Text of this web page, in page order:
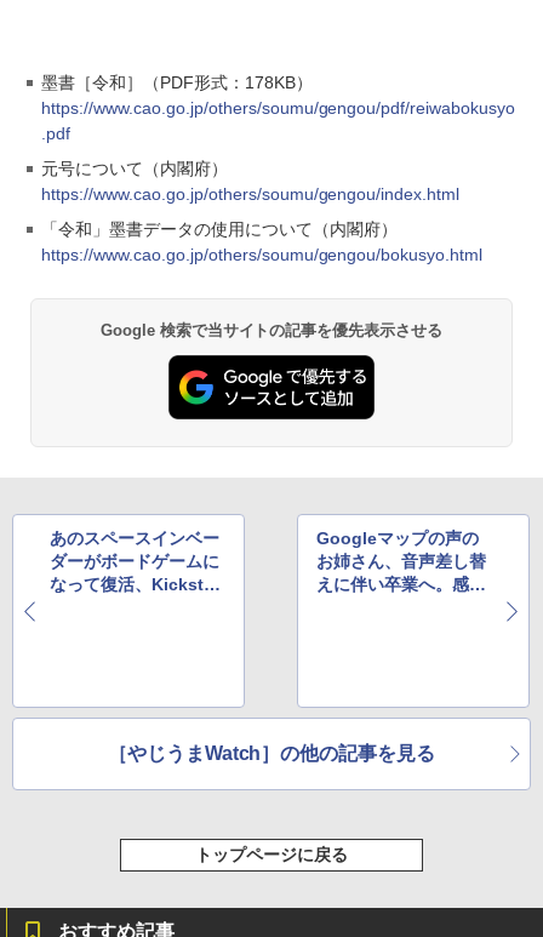
墨書［令和］（PDF形式：178KB）
https://www.cao.go.jp/others/soumu/gengou/pdf/reiwabokusyo
.pdf
元号について（内閣府）
https://www.cao.go.jp/others/soumu/gengou/index.html
「令和」墨書データの使用について（内閣府）
https://www.cao.go.jp/others/soumu/gengou/bokusyo.html
Google 検索で当サイトの記事を優先表示させる
あのスペースインベー
ダーがボードゲームに
なって復活、Kickstart
Googleマップの声の
お姉さん、音声差し替
えに伴い卒業へ。感謝
［やじうまWatch］の他の記事を見る
トップページに戻る
おすすめ記事